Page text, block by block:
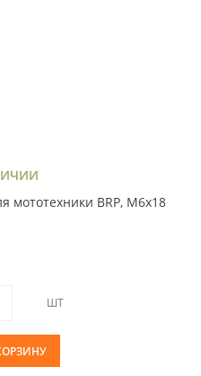
мототехники BRP, M6x18
ШТ